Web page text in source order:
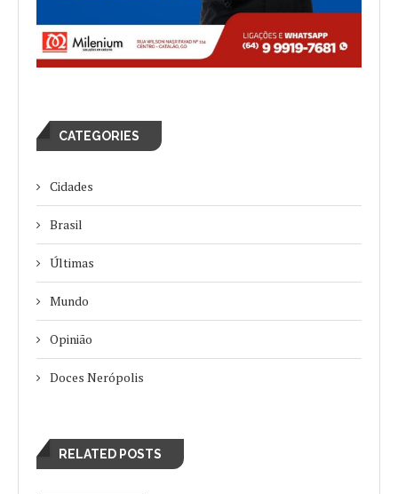
CATEGORIES
Cidades
Brasil
Últimas
Mundo
Opinião
Doces Nerópolis
RELATED POSTS